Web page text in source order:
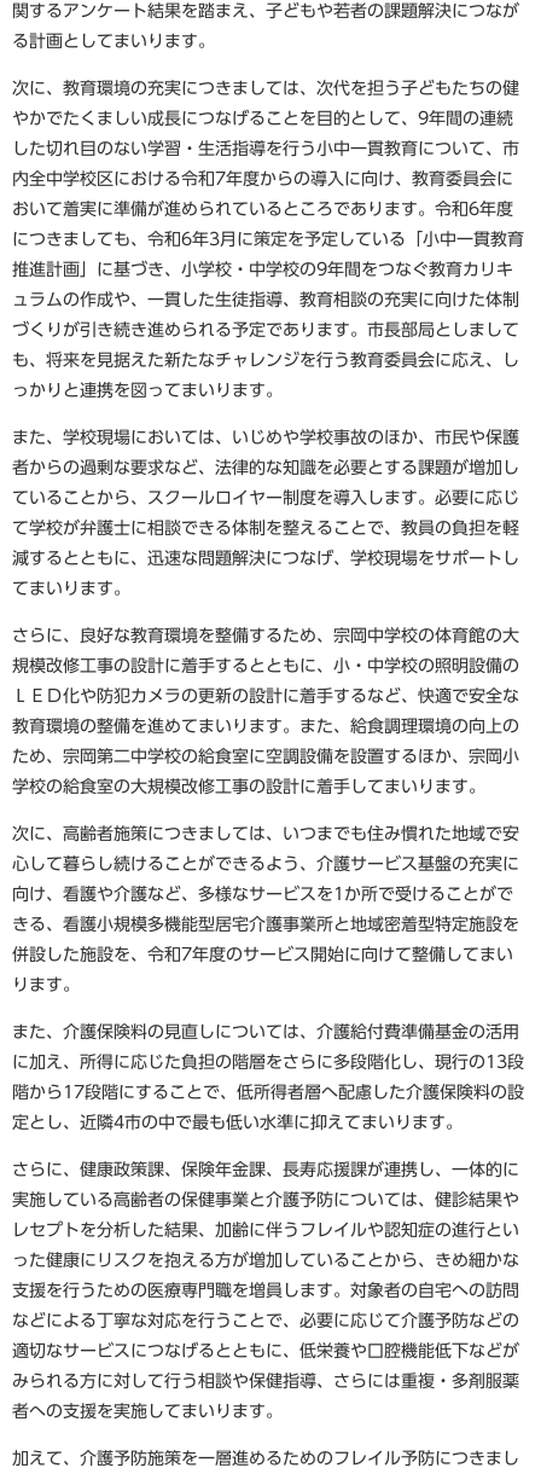
関するアンケート結果を踏まえ、子どもや若者の課題解決につなが
る計画としてまいります。
次に、教育環境の充実につきましては、次代を担う子どもたちの健
やかでたくましい成長につなげることを目的として、9年間の連続
した切れ目のない学習・生活指導を行う小中一貫教育について、市
内全中学校区における令和7年度からの導入に向け、教育委員会に
おいて着実に準備が進められているところであります。令和6年度
につきましても、令和6年3月に策定を予定している「小中一貫教育
推進計画」に基づき、小学校・中学校の9年間をつなぐ教育カリキ
ュラムの作成や、一貫した生徒指導、教育相談の充実に向けた体制
づくりが引き続き進められる予定であります。市長部局としまして
も、将来を見据えた新たなチャレンジを行う教育委員会に応え、し
っかりと連携を図ってまいります。
また、学校現場においては、いじめや学校事故のほか、市民や保護
者からの過剰な要求など、法律的な知識を必要とする課題が増加し
ていることから、スクールロイヤー制度を導入します。必要に応じ
て学校が弁護士に相談できる体制を整えることで、教員の負担を軽
減するとともに、迅速な問題解決につなげ、学校現場をサポートし
てまいります。
さらに、良好な教育環境を整備するため、宗岡中学校の体育館の大
規模改修工事の設計に着手するとともに、小・中学校の照明設備の
ＬＥＤ化や防犯カメラの更新の設計に着手するなど、快適で安全な
教育環境の整備を進めてまいります。また、給食調理環境の向上の
ため、宗岡第二中学校の給食室に空調設備を設置するほか、宗岡小
学校の給食室の大規模改修工事の設計に着手してまいります。
次に、高齢者施策につきましては、いつまでも住み慣れた地域で安
心して暮らし続けることができるよう、介護サービス基盤の充実に
向け、看護や介護など、多様なサービスを1か所で受けることがで
きる、看護小規模多機能型居宅介護事業所と地域密着型特定施設を
併設した施設を、令和7年度のサービス開始に向けて整備してまい
ります。
また、介護保険料の見直しについては、介護給付費準備基金の活用
に加え、所得に応じた負担の階層をさらに多段階化し、現行の13段
階から17段階にすることで、低所得者層へ配慮した介護保険料の設
定とし、近隣4市の中で最も低い水準に抑えてまいります。
さらに、健康政策課、保険年金課、長寿応援課が連携し、一体的に
実施している高齢者の保健事業と介護予防については、健診結果や
レセプトを分析した結果、加齢に伴うフレイルや認知症の進行とい
った健康にリスクを抱える方が増加していることから、きめ細かな
支援を行うための医療専門職を増員します。対象者の自宅への訪問
などによる丁寧な対応を行うことで、必要に応じて介護予防などの
適切なサービスにつなげるとともに、低栄養や口腔機能低下などが
みられる方に対して行う相談や保健指導、さらには重複・多剤服薬
者への支援を実施してまいります。
加えて、介護予防施策を一層進めるためのフレイル予防につきまし